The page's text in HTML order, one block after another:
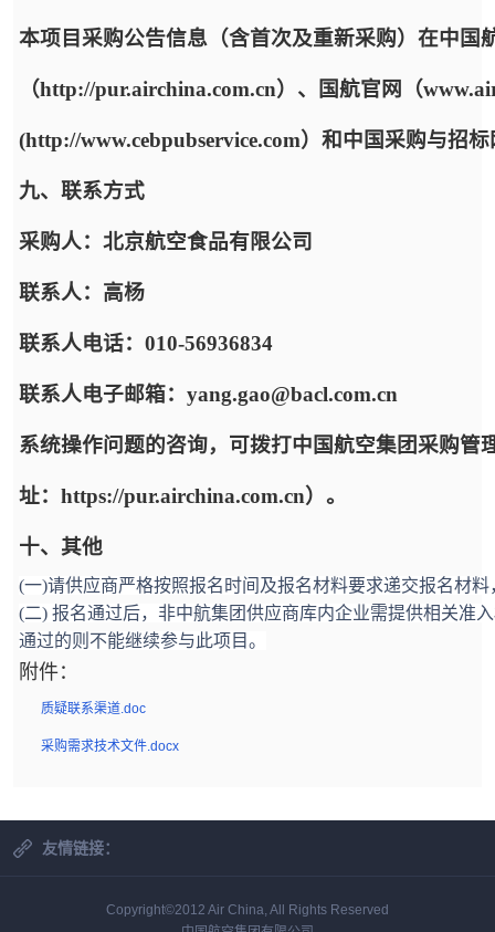
本项目采购公告信息（含首次及重新采购）在中国
（http://pur.airchina.com.cn）、国航官网（
(http://www.cebpubservice.com）和中国采购与招
九、联系方式
采购人：北京航空食品有限公司
联系人：高杨
联系人电话：010-56936834
联系人电子邮箱：yang.gao@bacl.com.cn
系统操作问题的咨询，可拨打中国航空集团采购
址：https://pur.airchina.com.cn）。
十、其他
(一)请供应商严格按照报名时间及报名材料要求递交报名材
(二) 报名通过后，非中航集团供应商库内企业需提供相关准
通过的则不能继续参与此项目。
附件：
质疑联系渠道.doc
采购需求技术文件.docx
友情链接：
Copyright©2012 Air China, All Rights Reserved